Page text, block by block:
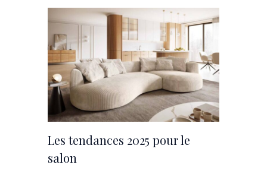
Les tendances 2025 pour le
salon